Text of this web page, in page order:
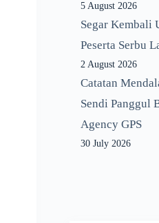
5 August 2026
Segar Kembali
Peserta Serbu
2 August 2026
Catatan
Sendi Panggul
Agency GPS
30 July 2026